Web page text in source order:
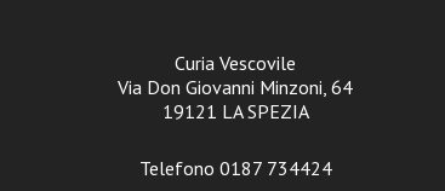
Curia Vescovile
Via Don Giovanni Minzoni, 64
19121 LA SPEZIA
Telefono 0187 734424